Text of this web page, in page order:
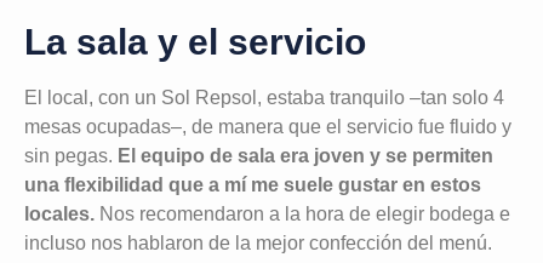
La sala y el servicio
El local, con un Sol Repsol, estaba tranquilo –tan solo 4
mesas ocupadas–, de manera que el servicio fue fluido y
sin pegas. El equipo de sala era joven y se permiten
una flexibilidad que a mí me suele gustar en estos
locales. Nos recomendaron a la hora de elegir bodega e
incluso nos hablaron de la mejor confección del menú.